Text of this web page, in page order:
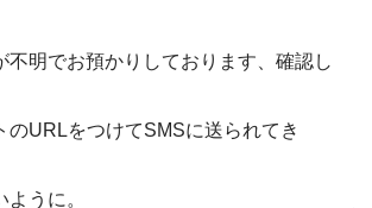
不明でお預かりしております、確認し
のURLをつけてSMSに送られてき
うに。